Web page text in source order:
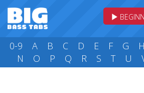
0-9 A B C D E F G H
N
O P Q R S T U